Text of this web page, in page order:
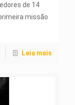
de 14
missão
Leia mais